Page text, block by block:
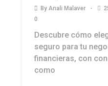
By Anali Malaver
0
Descubre cómo
seguro para tu
financieras, con
como